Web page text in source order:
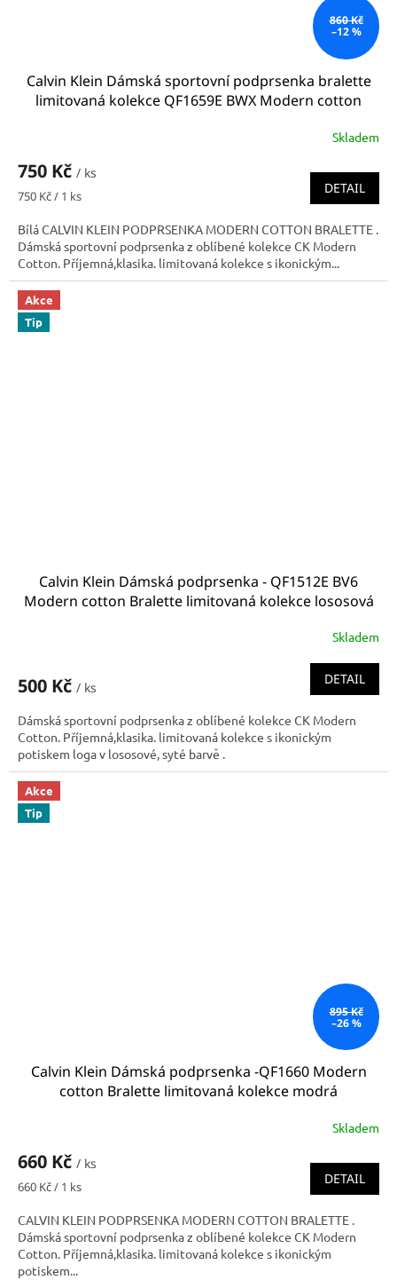
860 Kč
–12 %
Calvin Klein Dámská sportovní podprsenka bralette
limitovaná kolekce QF1659E BWX Modern cotton
Skladem
750 Kč / ks
Měrná
750 Kč / 1 ks DETAIL
Bílá CALVIN KLEIN PODPRSENKA MODERN COTTON BRALETTE .
Dámská sportovní podprsenka z oblíbené kolekce CK Modern
Cotton. Příjemná,klasika. limitovaná kolekce s ikonickým...
Akce
Tip
Calvin Klein Dámská podprsenka - QF1512E BV6
Modern cotton Bralette limitovaná kolekce lososová
Skladem
500 Kč / ks
DETAIL
Dámská sportovní podprsenka z oblíbené kolekce CK Modern
Cotton. Příjemná,klasika. limitovaná kolekce s ikonickým
potiskem loga v lososové, syté barvě .
Akce
Tip
895 Kč
–26 %
Calvin Klein Dámská podprsenka -QF1660 Modern
cotton Bralette limitovaná kolekce modrá
Skladem
660 Kč / ks
Měrná
660 Kč / 1 ks DETAIL
CALVIN KLEIN PODPRSENKA MODERN COTTON BRALETTE .
Dámská sportovní podprsenka z oblíbené kolekce CK Modern
Cotton. Příjemná,klasika. limitovaná kolekce s ikonickým
potiskem...